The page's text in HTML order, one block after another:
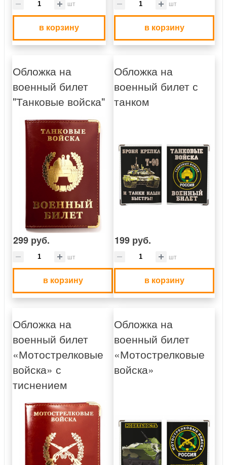
шт
в корзину
шт
в корзину
Обложка на
военный билет
"Танковые войска"
299 руб.
шт
в корзину
Обложка на
военный билет с
танком
199 руб.
шт
в корзину
Обложка на
военный билет
«Мотострелковые
войска» с
тиснением
Обложка на
военный билет
«Мотострелковые
войска»